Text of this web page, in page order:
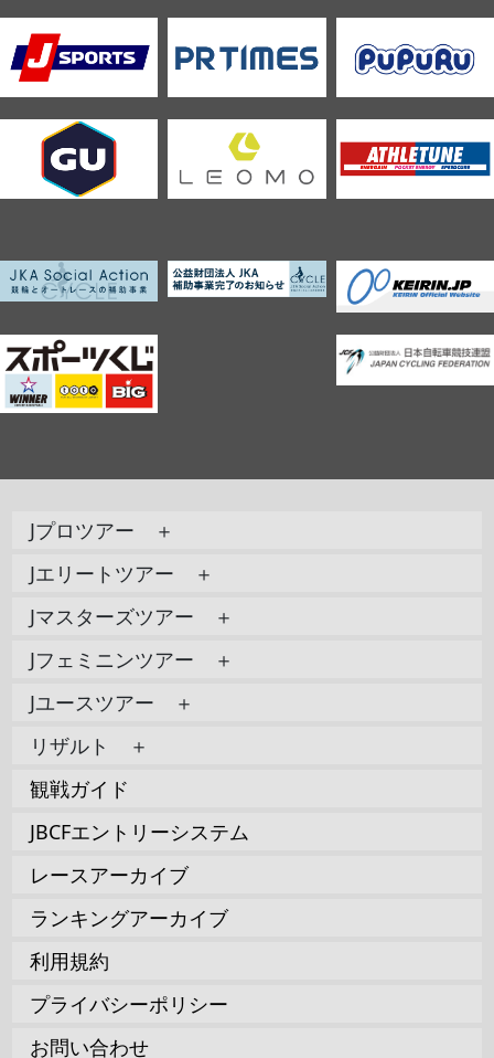
Jプロツアー ＋
Jエリートツアー ＋
Jマスターズツアー ＋
Jフェミニンツアー ＋
Jユースツアー ＋
リザルト ＋
観戦ガイド
JBCFエントリーシステム
レースアーカイブ
ランキングアーカイブ
利用規約
プライバシーポリシー
お問い合わせ